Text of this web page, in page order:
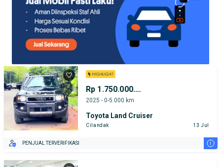
Rp 1.750.000.000
2025 - 0-5.000 km
Toyota Land Cruiser
Cilandak 13 Jul
PENJUAL TERVERIFIKASI i